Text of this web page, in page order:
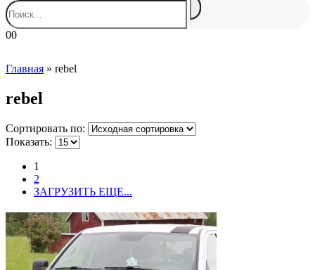
00
Главная » rebel
rebel
Сортировать по:
Показать:
1
2
ЗАГРУЗИТЬ ЕЩЕ...